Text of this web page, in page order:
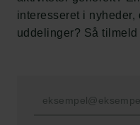
interesseret i nyheder,
uddelinger? Så
Ny Carlsbergfondet
Ny Carlsberg Glyptotek
1553 København V